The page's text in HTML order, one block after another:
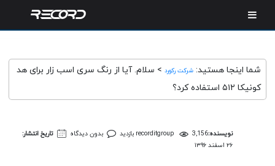
شما اینجا هستید: شرکت رکورد > سلام. آیا از رنگ سری اسب زار برای هد
کونیکا ۵۱۲ استفاده کرد؟
نویسنده: recorditgroup 3,156 بازدید بدون دیدگاه
تاریخ انتشار:
۲۶ اسفند ۱۳۹۶